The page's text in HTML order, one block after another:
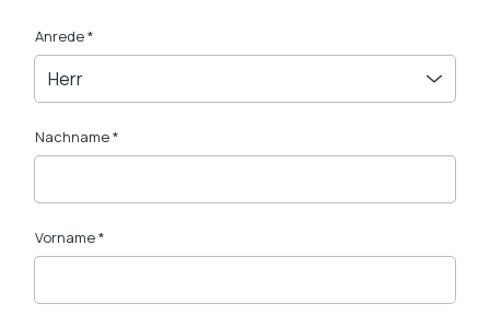
Anrede *
Herr
Nachname *
Vorname *